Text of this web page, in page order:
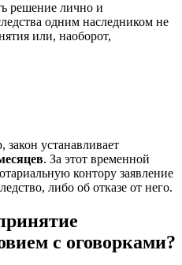
решение лично и
одним наследником не
или, наоборот,
закон устанавливает
. За этот временной
контору заявление
либо об отказе от него.
с оговорками?